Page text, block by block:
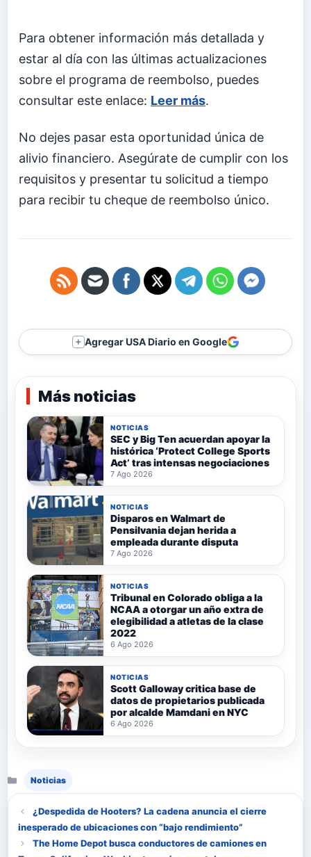
Para obtener información más detallada y
estar al día con las últimas actualizaciones
sobre el programa de reembolso, puedes
consultar este enlace: Leer más.
No dejes pasar esta oportunidad única de
alivio financiero. Asegúrate de cumplir con los
requisitos y presentar tu solicitud a tiempo
para recibir tu cheque de reembolso único.
＋ Agregar USA Diario en Google
Más noticias
NOTICIAS
SEC y Big Ten acuerdan apoyar la
histórica ‘Protect College Sports
Act’ tras intensas negociaciones
7 Ago 2026
NOTICIAS
Disparos en Walmart de
Pensilvania dejan herida a
empleada durante disputa
7 Ago 2026
NOTICIAS
Tribunal en Colorado obliga a la
NCAA a otorgar un año extra de
elegibilidad a atletas de la clase
2022
6 Ago 2026
NOTICIAS
Scott Galloway critica base de
datos de propietarios publicada
por alcalde Mamdani en NYC
6 Ago 2026
Noticias
¿Despedida de Hooters? La cadena anuncia el cierre
inesperado de ubicaciones con “bajo rendimiento”
The Home Depot busca conductores de camiones en